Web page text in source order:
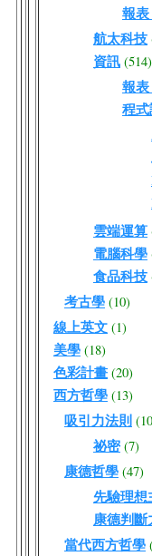
報
航太科技
資訊 (514)
報
程
雲端運算
電腦科學
食品科技
考古學 (10)
線上英文 (1)
美學 (18)
色彩計畫 (20)
西方哲學 (13)
吸引力法則
祕密 (7)
康德哲學 (47)
先驗理想
康德判斷
當代西方哲學